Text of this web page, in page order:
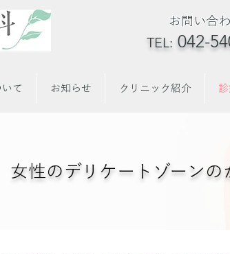
お問い合
TEL: 042-
て お知らせ クリニック紹介
女性のデリケートゾーンの